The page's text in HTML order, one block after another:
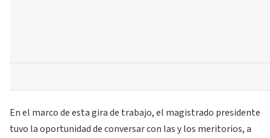
En el marco de esta gira de trabajo, el magistrado presidente
tuvo la oportunidad de conversar con las y los meritorios, a